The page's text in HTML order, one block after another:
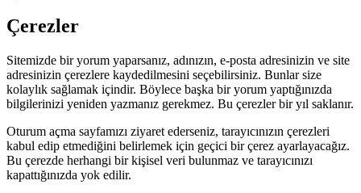
Çerezler
Sitemizde bir yorum yaparsanız, adınızın, e-posta adresinizin ve site
adresinizin çerezlere kaydedilmesini seçebilirsiniz. Bunlar size
kolaylık sağlamak içindir. Böylece başka bir yorum yaptığınızda
bilgilerinizi yeniden yazmanız gerekmez. Bu çerezler bir yıl saklanır.
Oturum açma sayfamızı ziyaret ederseniz, tarayıcınızın çerezleri
kabul edip etmediğini belirlemek için geçici bir çerez ayarlayacağız.
Bu çerezde herhangi bir kişisel veri bulunmaz ve tarayıcınızı
kapattığınızda yok edilir.